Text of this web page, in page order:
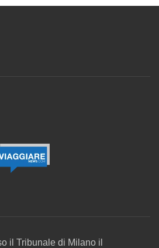
il Tribunale di Milano il